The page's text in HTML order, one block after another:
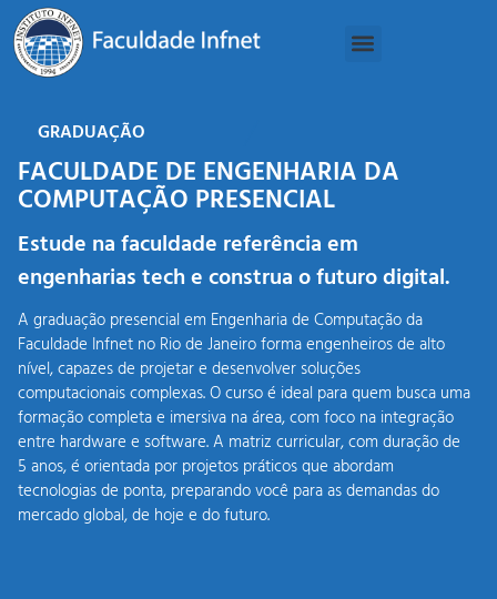
GRADUAÇÃO
FACULDADE DE ENGENHARIA DA
COMPUTAÇÃO PRESENCIAL
Estude na faculdade referência em
engenharias tech e construa o futuro digital.
A graduação presencial em Engenharia de Computação da
Faculdade Infnet no Rio de Janeiro forma engenheiros de alto
nível, capazes de projetar e desenvolver soluções
computacionais complexas. O curso é ideal para quem busca uma
formação completa e imersiva na área, com foco na integração
entre hardware e software. A matriz curricular, com duração de
5 anos, é orientada por projetos práticos que abordam
tecnologias de ponta, preparando você para as demandas do
mercado global, de hoje e do futuro.